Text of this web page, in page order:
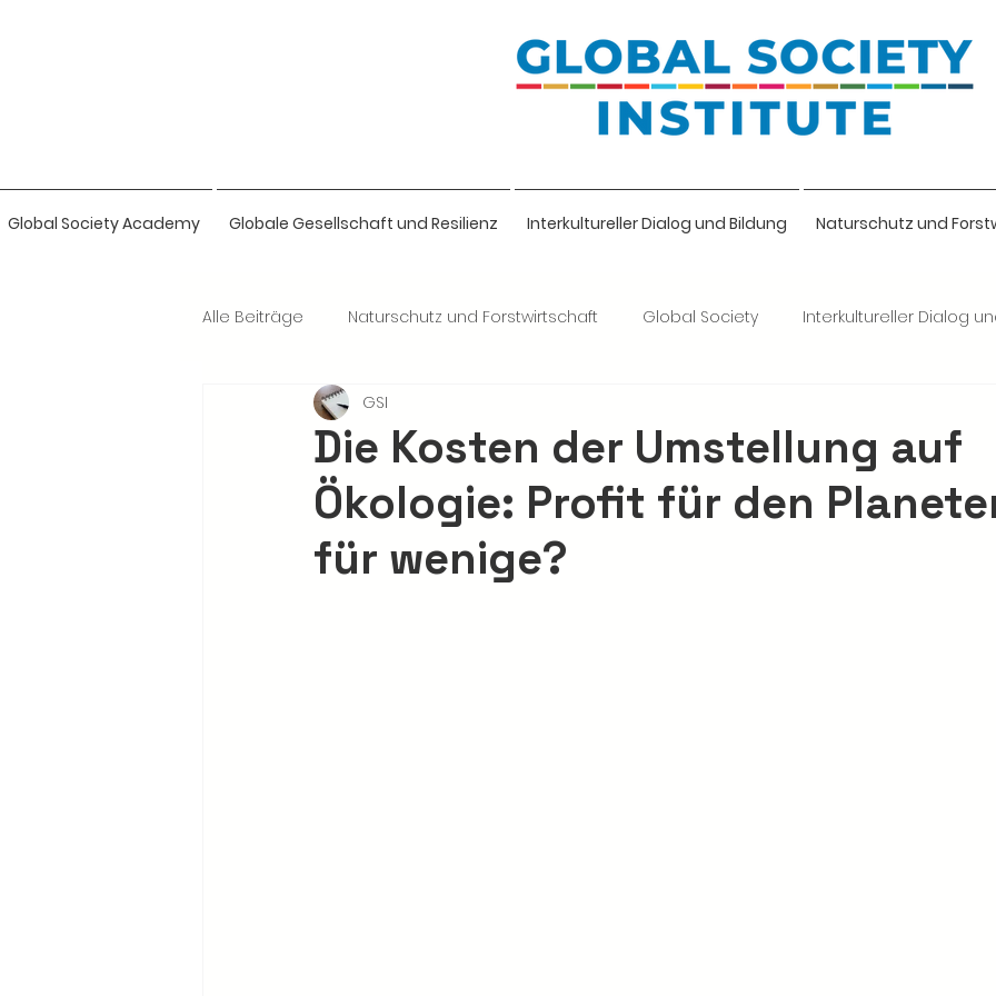
Global Society Academy Globale Gesellschaft und Resilienz Interkultureller Dialog und Bildung Naturschutz und
Alle Beiträge Naturschutz und Forstwirtschaft Global Society Interkultureller Dialog
Naturwissenschaften & Bio-Intellige
Die Kosten der Umstellung auf
Ökologie: Profit für den
für wenige?
GSI